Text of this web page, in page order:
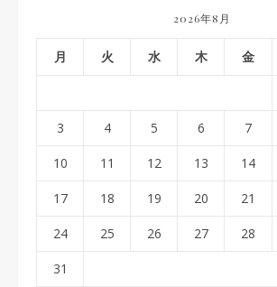
2026年8月
月 火 水 木 金
3 4 5 6 7
10 11 12 13 14
17 18 19 20 21
24 25 26 27 28
31